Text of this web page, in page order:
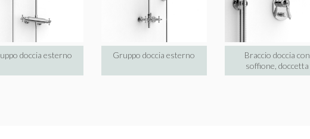
doccia esterno Gruppo doccia esterno
Braccio doccia con
soffione, doccetta